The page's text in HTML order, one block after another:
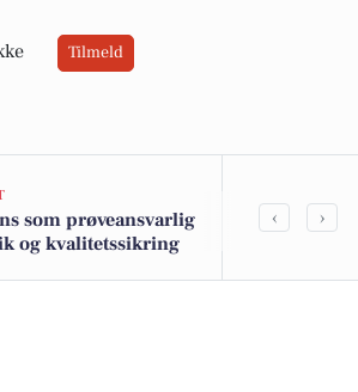
Tilmeld
som prøveansvarlig
og kvalitetssikring
Blå blink i
‹ ›